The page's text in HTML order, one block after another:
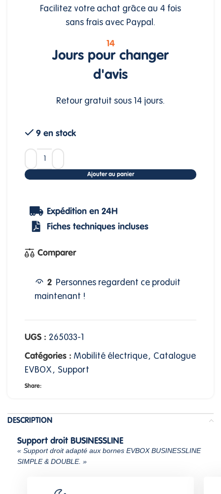
Facilitez votre achat grâce au 4 fois
sans frais avec Paypal.
14
Jours pour changer
d'avis
Retour gratuit sous 14 jours.
9 en stock
Ajouter au panier
Expédition en 24H
Fiches techniques incluses
Comparer
2 Personnes regardent ce produit
maintenant !
UGS : 265033-1
Catégories : Mobilité électrique, Catalogue
EVBOX, Support
Share:
DESCRIPTION
Support droit BUSINESSLINE
« Support droit adapté aux bornes EVBOX BUSINESSLINE
SIMPLE & DOUBLE. »